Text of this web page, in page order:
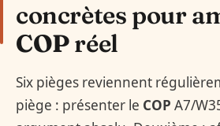
concrètes pour
COPréel
Six pièges reviennent
piège : présenter le COP A7/